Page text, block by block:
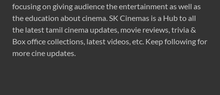
focusing on giving audience the entertainment as well as
the education about cinema. SK Cinemas is a Hub to all
the latest tamil cinema updates, movie reviews, trivia &
Box office collections, latest videos, etc. Keep following for
more cine updates.